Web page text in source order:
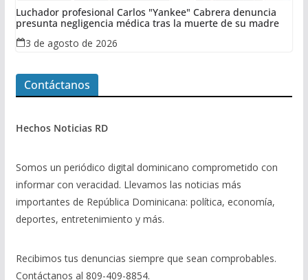
Luchador profesional Carlos "Yankee" Cabrera denuncia
presunta negligencia médica tras la muerte de su madre
3 de agosto de 2026
Contáctanos
Hechos Noticias RD
Somos un periódico digital dominicano comprometido con
informar con veracidad. Llevamos las noticias más
importantes de República Dominicana: política, economía,
deportes, entretenimiento y más.
Recibimos tus denuncias siempre que sean comprobables.
Contáctanos al 809-409-8854.